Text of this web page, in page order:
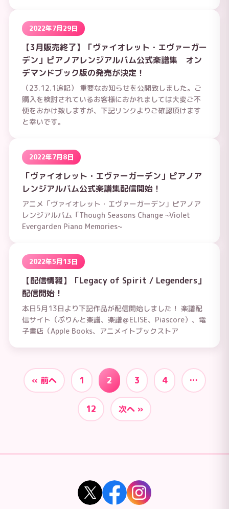
2022年7月29日
【3月販売終了】「ヴァイオレット・エヴァーガー
デン」ピアノアレンジアルバム公式楽譜集 オン
デマンドブック版の発売が決定！
（23.12.1追記） 重要なお知らせを公開致しました。ご
購入を検討されているお客様におかれましては大変ご不
便をおかけ致しますが、下記リンクよりご確認頂けます
と幸いです。
2022年7月8日
「ヴァイオレット・エヴァーガーデン」ピアノア
レンジアルバム公式楽譜集配信開始！
アニメ「ヴァイオレット・エヴァーガーデン」ピアノア
レンジアルバム「Though Seasons Change ~Violet
Evergarden Piano Memories~
2022年5月13日
【配信情報】「Legacy of Spirit / Legenders」
配信開始！
本日5月13日より下記作品が配信開始しました！ 楽譜配
信サイト（ぷりんと楽譜、楽譜＠ELISE、Piascore）、電
子書店（Apple Books、アニメイトブックストア
« 前へ 1 2 3 4 …
12 次へ »